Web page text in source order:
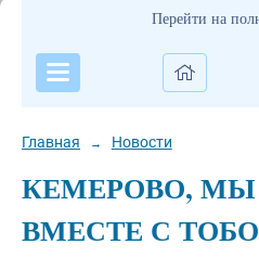
Перейти на
Главная → Новости
КЕМЕРОВО,
ВМЕСТЕ С